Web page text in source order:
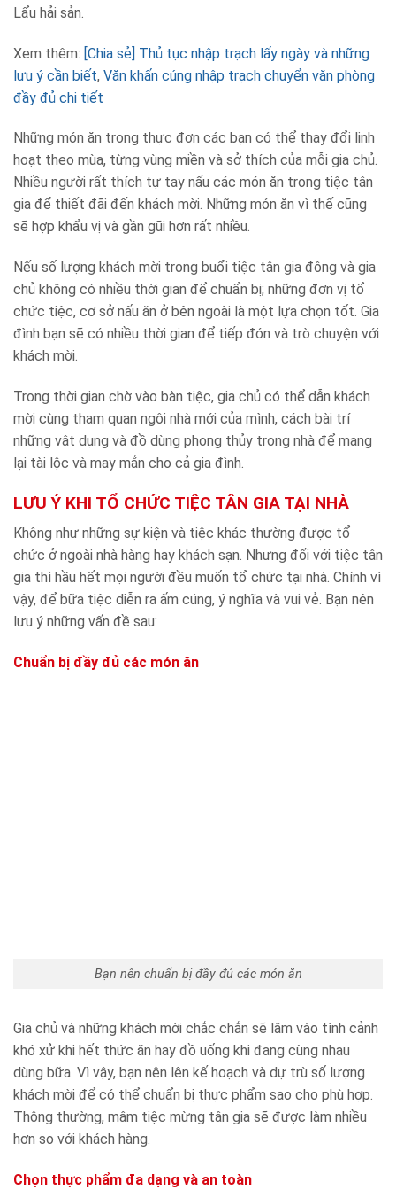
Lẩu hải sản.
Xem thêm: [Chia sẻ] Thủ tục nhập trạch lấy ngày và những
lưu ý cần biết, Văn khấn cúng nhập trạch chuyển văn phòng
đầy đủ chi tiết
Những món ăn trong thực đơn các bạn có thể thay đổi linh
hoạt theo mùa, từng vùng miền và sở thích của mỗi gia chủ.
Nhiều người rất thích tự tay nấu các món ăn trong tiệc tân
gia để thiết đãi đến khách mời. Những món ăn vì thế cũng
sẽ hợp khẩu vị và gần gũi hơn rất nhiều.
Nếu số lượng khách mời trong buổi tiệc tân gia đông và gia
chủ không có nhiều thời gian để chuẩn bị; những đơn vị tổ
chức tiệc, cơ sở nấu ăn ở bên ngoài là một lựa chọn tốt. Gia
đình bạn sẽ có nhiều thời gian để tiếp đón và trò chuyện với
khách mời.
Trong thời gian chờ vào bàn tiệc, gia chủ có thể dẫn khách
mời cùng tham quan ngôi nhà mới của mình, cách bài trí
những vật dụng và đồ dùng phong thủy trong nhà để mang
lại tài lộc và may mắn cho cả gia đình.
LƯU Ý KHI TỔ CHỨC TIỆC TÂN GIA TẠI NHÀ
Không như những sự kiện và tiệc khác thường được tổ
chức ở ngoài nhà hàng hay khách sạn. Nhưng đối với tiệc tân
gia thì hầu hết mọi người đều muốn tổ chức tại nhà. Chính vì
vậy, để bữa tiệc diễn ra ấm cúng, ý nghĩa và vui vẻ. Bạn nên
lưu ý những vấn đề sau:
Chuẩn bị đầy đủ các món ăn
Bạn nên chuẩn bị đầy đủ các món ăn
Gia chủ và những khách mời chắc chắn sẽ lâm vào tình cảnh
khó xử khi hết thức ăn hay đồ uống khi đang cùng nhau
dùng bữa. Vì vậy, bạn nên lên kế hoạch và dự trù số lượng
khách mời để có thể chuẩn bị thực phẩm sao cho phù hợp.
Thông thường, mâm tiệc mừng tân gia sẽ được làm nhiều
hơn so với khách hàng.
Chọn thực phẩm đa dạng và an toàn